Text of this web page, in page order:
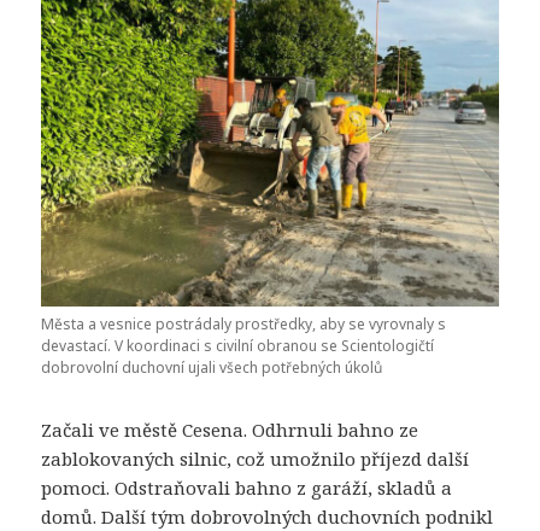
Města a vesnice postrádaly prostředky, aby se vyrovnaly s
devastací. V koordinaci s civilní obranou se Scientologičtí
dobrovolní duchovní ujali všech potřebných úkolů
Začali ve městě Cesena. Odhrnuli bahno ze
zablokovaných silnic, což umožnilo příjezd další
pomoci. Odstraňovali bahno z garáží, skladů a
domů. Další tým dobrovolných duchovních podnikl